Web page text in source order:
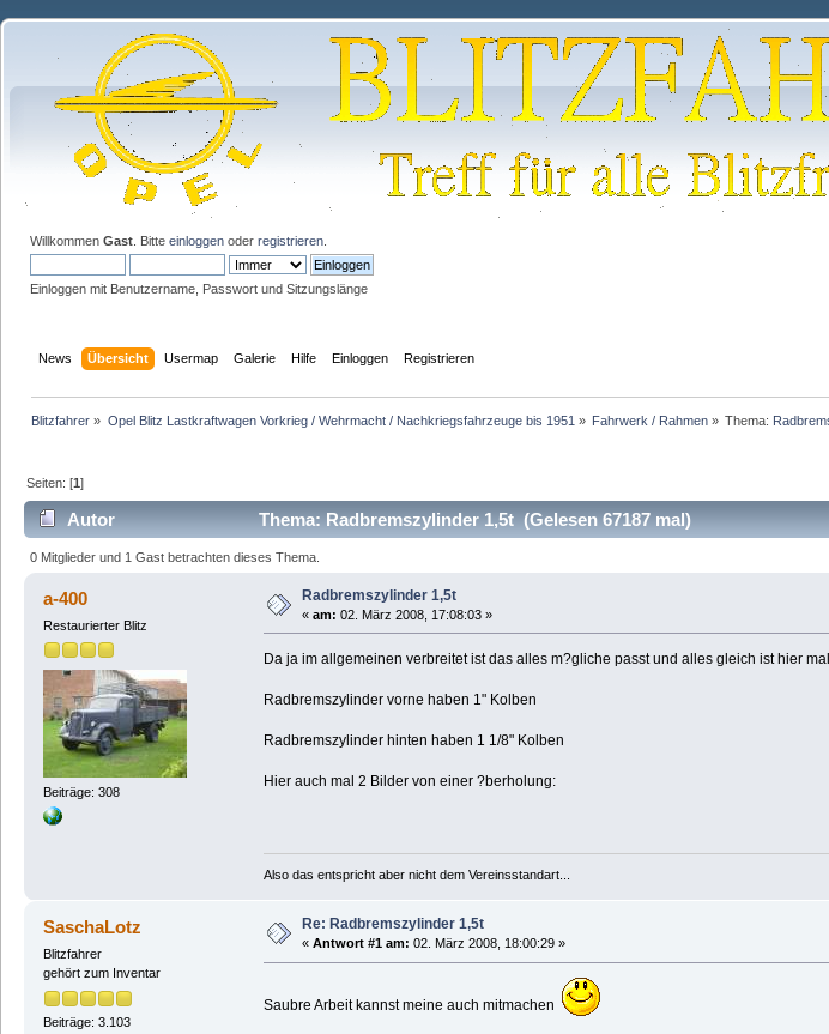
Willkommen Gast . Bitte einloggen oder registrieren
Einloggen mit Benutzername, Passwort und Sitzungslänge
News Übersicht Usermap Galerie Hilfe Einloggen Registrieren
Blitzfahrer » Opel Blitz Lastkraftwagen Vorkrieg / Wehrmacht / Nachkriegsfahrzeuge bis 1951 » Fahrwerk / Rahmen» Thema:
Seiten: [1]
Autor Thema: Radbremszylinder 1,5t (Gelesen 67187 mal)
0 Mitglieder und 1 Gast betrachten dieses Thema.
a-400
Restaurierter Blitz
Beiträge: 308
Radbremszylinder 1,5t
« am: 02. März 2008, 17:08:03 »
Da ja im allgemeinen verbreitet ist das alles m?gliche passt und alles gleich ist hier
Radbremszylinder vorne haben 1" Kolben
Radbremszylinder hinten haben 1 1/8" Kolben
Hier auch mal 2 Bilder von einer ?berholung:
Also das entspricht aber nicht dem Vereinsstandart...
SaschaLotz
Blitzfahrer
gehört zum Inventar
Beiträge: 3.103
Re: Radbremszylinder 1,5t
« Antwort #1 am: 02. März 2008, 18:00:29 »
Saubre Arbeit kannst meine auch mitmachen